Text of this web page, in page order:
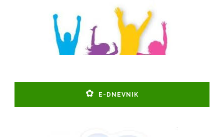
E-DNEVNIK